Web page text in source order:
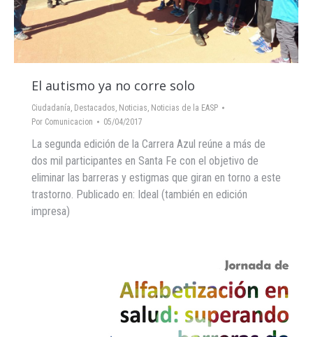
El autismo ya no corre solo
Ciudadanía, Destacados, Noticias, Noticias de la EASP
Por Comunicacion 05/04/2017
La segunda edición de la Carrera Azul reúne a más de
dos mil participantes en Santa Fe con el objetivo de
eliminar las barreras y estigmas que giran en torno a este
trastorno. Publicado en: Ideal (también en edición
impresa)